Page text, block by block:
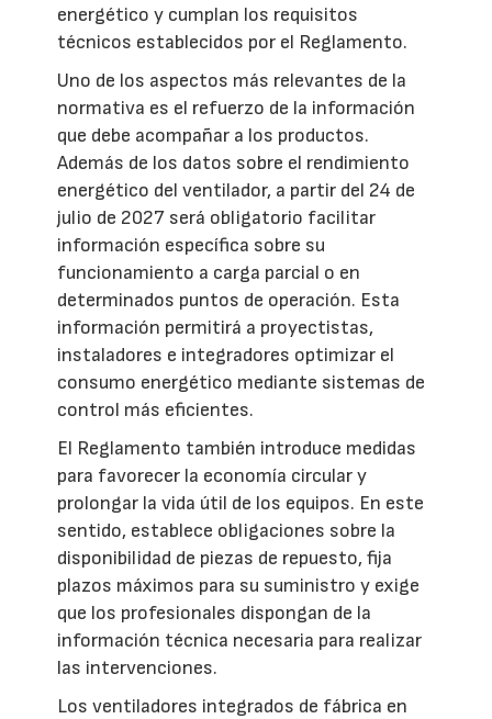
energético y cumplan los requisitos
técnicos establecidos por el Reglamento.
Uno de los aspectos más relevantes de la
normativa es el refuerzo de la información
que debe acompañar a los productos.
Además de los datos sobre el rendimiento
energético del ventilador, a partir del 24 de
julio de 2027 será obligatorio facilitar
información específica sobre su
funcionamiento a carga parcial o en
determinados puntos de operación. Esta
información permitirá a proyectistas,
instaladores e integradores optimizar el
consumo energético mediante sistemas de
control más eficientes.
El Reglamento también introduce medidas
para favorecer la economía circular y
prolongar la vida útil de los equipos. En este
sentido, establece obligaciones sobre la
disponibilidad de piezas de repuesto, fija
plazos máximos para su suministro y exige
que los profesionales dispongan de la
información técnica necesaria para realizar
las intervenciones.
Los ventiladores integrados de fábrica en